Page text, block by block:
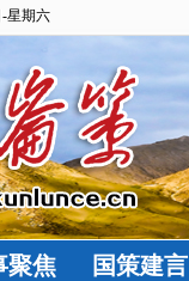
-星期六
聚焦 国策建言